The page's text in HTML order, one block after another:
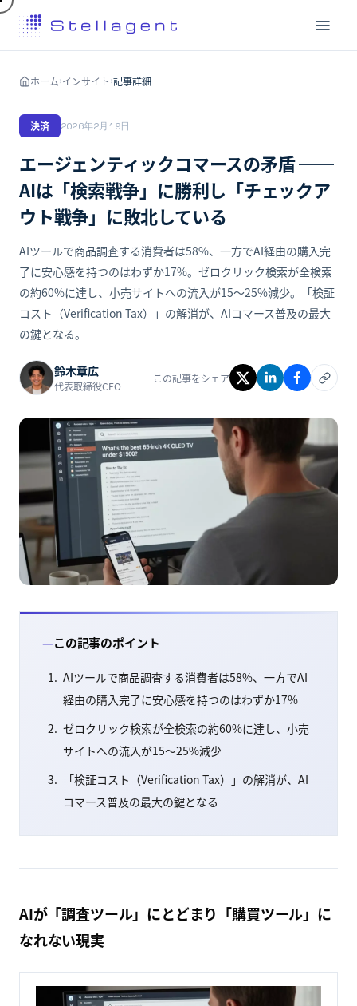
ホーム›インサイト ›記事詳細
決済 2026年2月19日
エージェンティックコマースの矛盾 ──
AIは「検索戦争」に勝利し「チェックア
ウト戦争」に敗北している
AIツールで商品調査する消費者は58%、一方でAI経由の購入完
了に安心感を持つのはわずか17%。ゼロクリック検索が全検索
の約60%に達し、小売サイトへの流入が15〜25%減少。「検証
コスト（Verification Tax）」の解消が、AIコマース普及の最大
の鍵となる。
鈴木章広
代表取締役CEO
この記事をシェア
この記事のポイント
AIツールで商品調査する消費者は58%、一方でAI
経由の購入完了に安心感を持つのはわずか17%
ゼロクリック検索が全検索の約60%に達し、小売
サイトへの流入が15〜25%減少
「検証コスト（Verification Tax）」の解消が、AI
コマース普及の最大の鍵となる
AIが「調査ツール」にとどまり「購買ツール」に
なれない現実